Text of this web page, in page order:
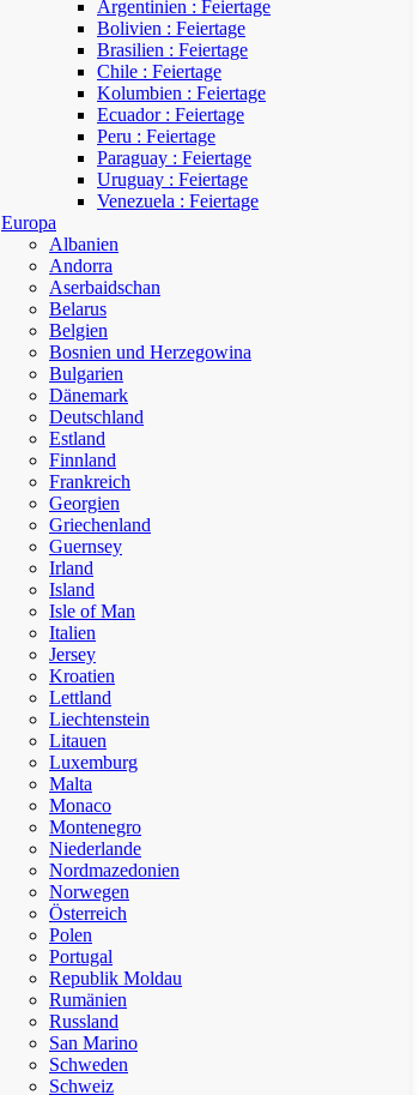
Argentinien : Feiertage
Bolivien : Feiertage
Brasilien : Feiertage
Chile : Feiertage
Kolumbien : Feiertage
Ecuador : Feiertage
Peru : Feiertage
Paraguay : Feiertage
Uruguay : Feiertage
Venezuela : Feiertage
Europa
Albanien
Andorra
Aserbaidschan
Belarus
Belgien
Bosnien und Herzegowina
Bulgarien
Dänemark
Deutschland
Estland
Finnland
Frankreich
Georgien
Griechenland
Guernsey
Irland
Island
Isle of Man
Italien
Jersey
Kroatien
Lettland
Liechtenstein
Litauen
Luxemburg
Malta
Monaco
Montenegro
Niederlande
Nordmazedonien
Norwegen
Österreich
Polen
Portugal
Republik Moldau
Rumänien
Russland
San Marino
Schweden
Schweiz